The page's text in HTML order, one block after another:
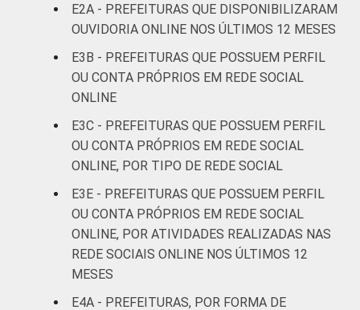
Fonte: CGI.br/NIC.br, Centro Regional de
Estudos para o Desenvolvimento da
Sociedade da Informação (Cetic.br),
Pesquisa sobre o uso das tecnologias de
brasileiro - TIC Governo Eletrônico 2023.
E2A - PREFEITURAS QUE DISPONIBILIZARAM
OUVIDORIA ONLINE NOS ÚLTIMOS 12 MESES
E3B - PREFEITURAS QUE POSSUEM PERFIL
OU CONTA PRÓPRIOS EM REDE SOCIAL
ONLINE
E3C - PREFEITURAS QUE POSSUEM PERFIL
OU CONTA PRÓPRIOS EM REDE SOCIAL
ONLINE, POR TIPO DE REDE SOCIAL
E3E - PREFEITURAS QUE POSSUEM PERFIL
OU CONTA PRÓPRIOS EM REDE SOCIAL
ONLINE, POR ATIVIDADES REALIZADAS NAS
REDE SOCIAIS ONLINE NOS ÚLTIMOS 12
MESES
E4A - PREFEITURAS, POR FORMA DE